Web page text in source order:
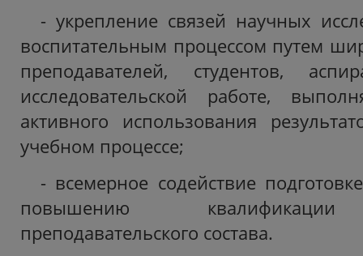
- укрепление связей научных
воспитательным процессом путем
преподавателей, студентов,
исследовательской работе,
активного использования
учебном процессе;
- всемерное содействие
повышению квалификации
преподавательского состава.